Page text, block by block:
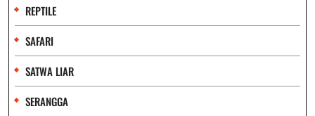
REPTILE
SAFARI
SATWA LIAR
SERANGGA